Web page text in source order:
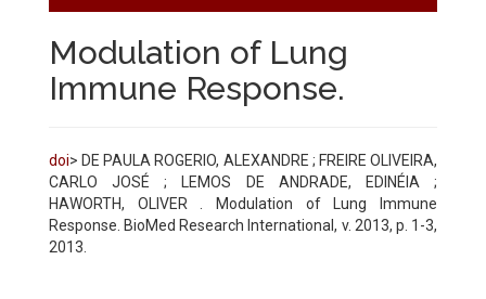
Modulation of Lung
Immune Response.
doi> DE PAULA ROGERIO, ALEXANDRE ; FREIRE OLIVEIRA,
CARLO JOSÉ ; LEMOS DE ANDRADE, EDINÉIA ;
HAWORTH, OLIVER . Modulation of Lung Immune
Response. BioMed Research International, v. 2013, p. 1-3,
2013.